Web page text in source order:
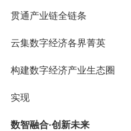
贯通产业链全链条
云集数字经济各界菁英
构建数字经济产业生态圈
实现
数智融合·创新未来